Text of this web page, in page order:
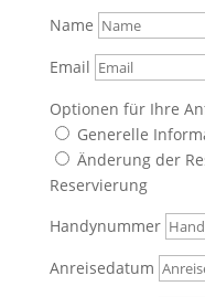
Name
Email
Optionen für Ihre
Generelle
Änderung der
Reservierung
Handynummer
Anreisedatum